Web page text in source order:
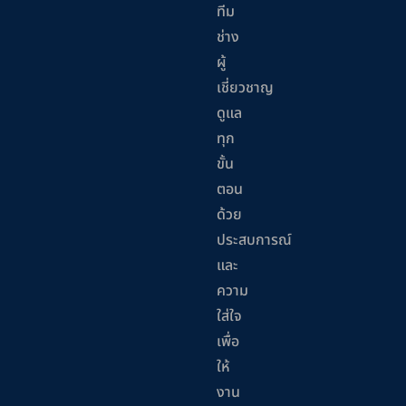
ทีม
ช่าง
ผู้
เชี่ยวชาญ
ดูแล
ทุก
ขั้น
ตอน
ด้วย
ประสบการณ์
และ
ความ
ใส่ใจ
เพื่อ
ให้
งาน